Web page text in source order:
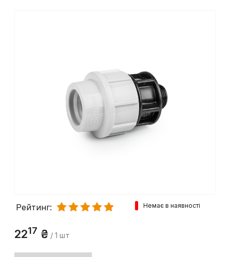
Рейтинг: Немає в наявності
2217 ₴ / 1 шт